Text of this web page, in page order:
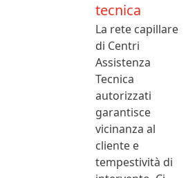
tecnica
La rete capillare
di Centri
Assistenza
Tecnica
autorizzati
garantisce
vicinanza al
cliente e
tempestività di